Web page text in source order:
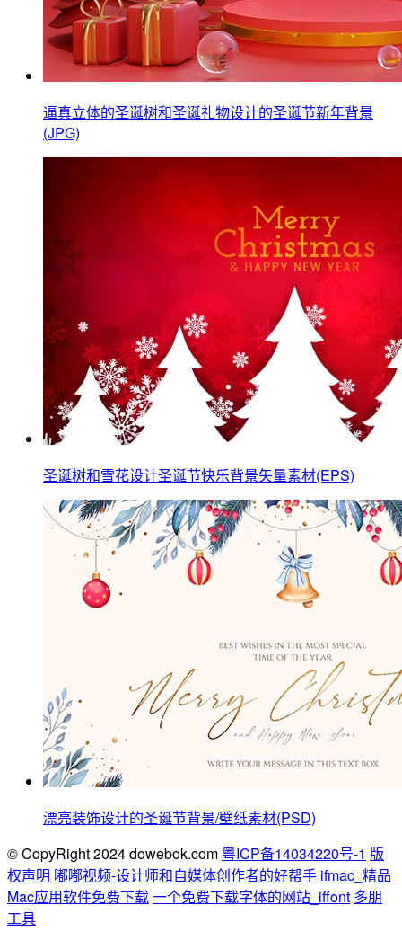
逼真立体的圣诞树和圣诞礼物设计的圣诞节新年背景
(JPG)
圣诞树和雪花设计圣诞节快乐背景矢量素材(EPS)
漂亮装饰设计的圣诞节背景/壁纸素材(PSD)
© CopyRight 2024 dowebok.com 粤ICP备14034220号-1 版
权声明 嘟嘟视频-设计师和自媒体创作者的好帮手 ifmac_精品
Mac应用软件免费下载一个免费下载字体的网站_iffont 多朋
工具